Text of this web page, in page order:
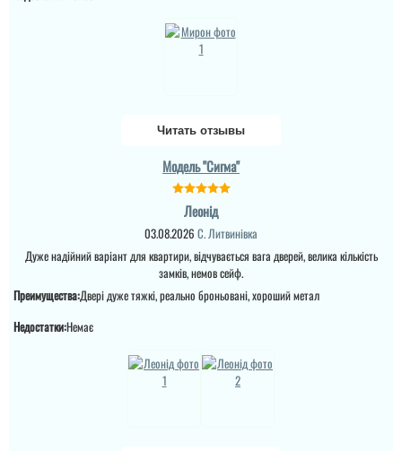
на замках внутрі дома (
Читать отзывы
Модель "Сигма"
Леонід
03.08.2026 С. Литвинівка
Дуже надійний варіант для квартири, відчувається вага дверей, велика кількість
замків, немов сейф.
Преимущества:Двері дуже тяжкі, реально броньовані, хороший метал
Недостатки:Немає